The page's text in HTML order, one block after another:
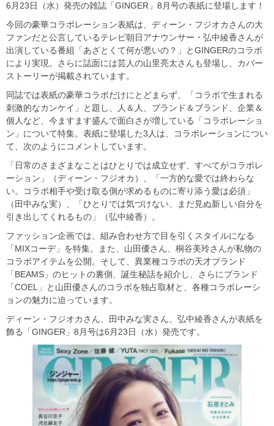
6月23日（水）発売の雑誌「GINGER」8月号の表紙に登場します！
今回の豪華コラボレーション表紙は、ディーン・フジオカさんの大
ファンだと公言しているテレビ朝日アナウンサー・弘中綾香さんが
出演している番組「あざとくて何が悪いの？」とGINGERのコラボ
により実現。さらに誌面には芸人の山里亮太さんも登場し、カバー
ストーリーが掲載されています。
同誌では表紙の豪華コラボだけにとどまらず、「コラボで生まれる
刺激的なカンケイ」と題し、人＆人、ブランド＆ブランド、企業＆
個人など、今ますます盛んで面白さが増している「コラボレーショ
ン」について特集。表紙に登場した3人は、コラボレーションについ
て、次のようにコメントしています。
「日常のさまざまなことはひとりでは成立せず、すべてがコラボレ
ーション」（ディーン・フジオカ）、「一方的な愛では終わらな
い。コラボ相手や受け取る側が求めるものに寄り添う愛は必須」
（田中みな実）、「ひとりでは気づけない、まだ見ぬ新しい自分を
引き出してくれるもの」（弘中綾香）。
ファッション企画では、組み合わせ方で目を引くスタイルになる
「MIXコーデ」を特集。また、山田優さん、桐谷美玲さんが私物の
コラボアイテムを公開。そして、異業種コラボの天才ブランド
「BEAMS」のヒットの裏側、誕生秘話を紹介し、さらにブランド
「COEL」と山田優さんのコラボを独占取材と、各種コラボレーシ
ョンの魅力に迫っています。
ディーン・フジオカさん、田中みな実さん、弘中綾香さんが表紙を
飾る「GINGER」8月号は6月23日（水）発売です。